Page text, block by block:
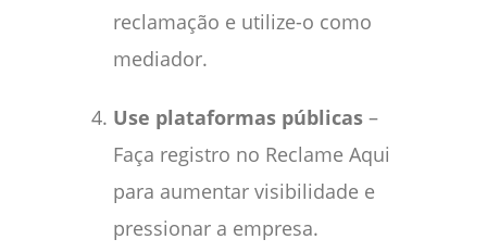
reclamação e utilize-o como
mediador.
Use plataformas públicas –
Faça registro no Reclame Aqui
para aumentar visibilidade e
pressionar a empresa.